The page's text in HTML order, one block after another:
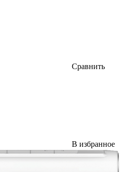
Сравнить
В избранное